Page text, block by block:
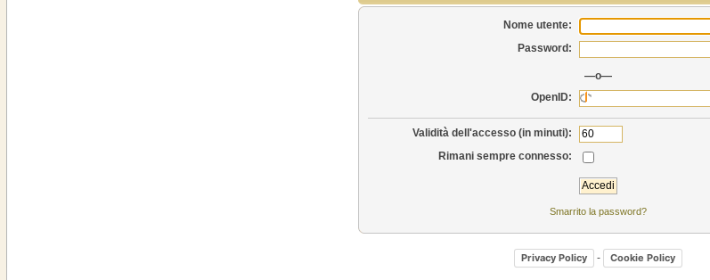
Nome utente:
Password:
—o—
OpenID:
Validità dell'accesso (in minuti):
Rimani sempre connesso:
Smarrito la password?
Privacy Policy - Cookie Policy